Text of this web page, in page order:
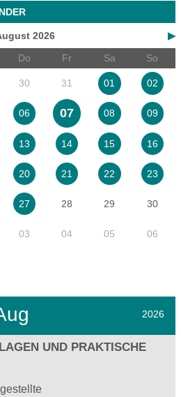
▶
2026
Do Fr Sa So
30 31 01 02
06 07 08 09
13 14 15 16
20 21 22 23
27 28 29 30
03 04 05 06
2026
UND PRAKTISCHE